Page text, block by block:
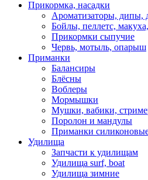
Прикормка, насадки
Ароматизаторы, дипы,
Бойлы, пеллетс,
Прикормки сыпучие
Червь, мотыль, опарыш
Приманки
Балансиры
Блёсны
Воблеры
Мормышки
Мушки, вабики,
Поролон и мандулы
Приманки
Удилища
Запчасти к удилищам
Удилища surf, boat
Удилища зимние